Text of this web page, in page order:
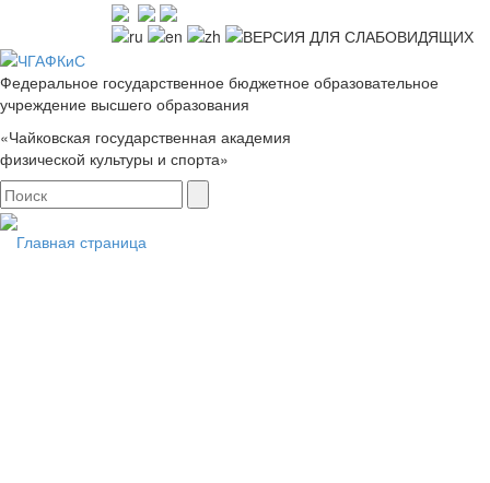
Федеральное государственное бюджетное образовательное
учреждение высшего образования
«Чайковская государственная академия
физической культуры и спорта»
Главная страница